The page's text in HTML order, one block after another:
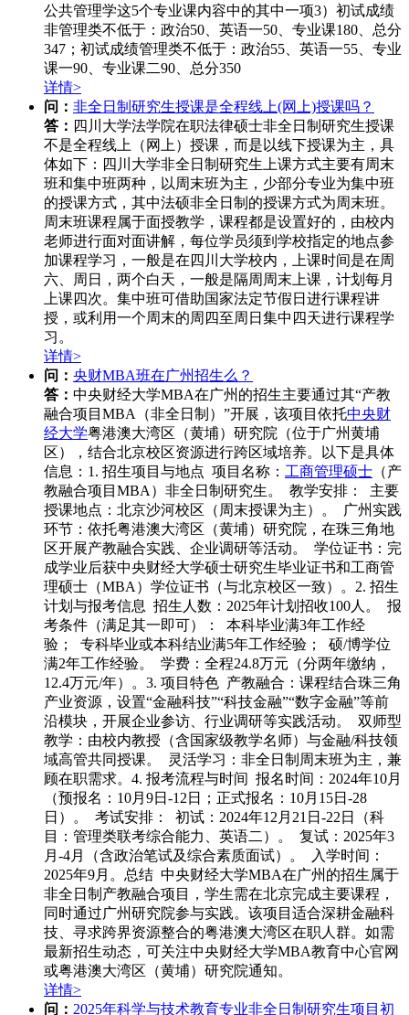
公共管理学这5个专业课内容中的其中一项3）初试成绩
非管理类不低于：政治50、英语一50、专业课180、总分
347；初试成绩管理类不低于：政治55、英语一55、专业
课一90、专业课二90、总分350
详情>
问： 非全日制研究生授课是全程线上(网上)授课吗？
答： 四川大学法学院在职法律硕士非全日制研究生授课
不是全程线上（网上）授课，而是以线下授课为主，具
体如下：四川大学非全日制研究生上课方式主要有周末
班和集中班两种，以周末班为主，少部分专业为集中班
的授课方式，其中法硕非全日制的授课方式为周末班。
周末班课程属于面授教学，课程都是设置好的，由校内
老师进行面对面讲解，每位学员须到学校指定的地点参
加课程学习，一般是在四川大学校内，上课时间是在周
六、周日，两个白天，一般是隔周周末上课，计划每月
上课四次。集中班可借助国家法定节假日进行课程讲
授，或利用一个周末的周四至周日集中四天进行课程学
习。
详情>
问： 央财MBA班在广州招生么？
答： 中央财经大学MBA在广州的招生主要通过其“产教
融合项目MBA（非全日制）”开展，该项目依托中央财
经大学粤港澳大湾区（黄埔）研究院（位于广州黄埔
区），结合北京校区资源进行跨区域培养。以下是具体
信息：1. 招生项目与地点 项目名称： 工商管理硕士 （产
教融合项目MBA）非全日制研究生。 教学安排： 主要
授课地点：北京沙河校区（周末授课为主）。 广州实践
环节：依托粤港澳大湾区（黄埔）研究院，在珠三角地
区开展产教融合实践、企业调研等活动。 学位证书：完
成学业后获中央财经大学硕士研究生毕业证书和工商管
理硕士（MBA）学位证书（与北京校区一致）。2. 招生
计划与报考信息 招生人数：2025年计划招收100人。 报
考条件（满足其一即可）： 本科毕业满3年工作经
验； 专科毕业或本科结业满5年工作经验； 硕/博学位
满2年工作经验。 学费：全程24.8万元（分两年缴纳，
12.4万元/年）。3. 项目特色 产教融合：课程结合珠三角
产业资源，设置“金融科技”“科技金融”“数字金融”等前
沿模块，开展企业参访、行业调研等实践活动。 双师型
教学：由校内教授（含国家级教学名师）与金融/科技领
域高管共同授课。 灵活学习：非全日制周末班为主，兼
顾在职需求。4. 报考流程与时间 报名时间：2024年10月
（预报名：10月9日-12日；正式报名：10月15日-28
日）。 考试安排： 初试：2024年12月21日-22日（科
目：管理类联考综合能力、英语二）。 复试：2025年3
月-4月（含政治笔试及综合素质面试）。 入学时间：
2025年9月。总结 中央财经大学MBA在广州的招生属于
非全日制产教融合项目，学生需在北京完成主要课程，
同时通过广州研究院参与实践。该项目适合深耕金融科
技、寻求跨界资源整合的粤港澳大湾区在职人群。如需
最新招生动态，可关注中央财经大学MBA教育中心官网
或粤港澳大湾区（黄埔）研究院通知。
详情>
问： 2025年科学与技术教育专业非全日制研究生项目初